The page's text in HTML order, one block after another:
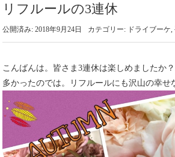
リフルールの3連休
公開済み: 2018年9月24日 カテゴリー: ドライブーケ,
こんばんは。皆さま3連休は楽しめましたか
多かったのでは。リフルールにも沢山の幸せ